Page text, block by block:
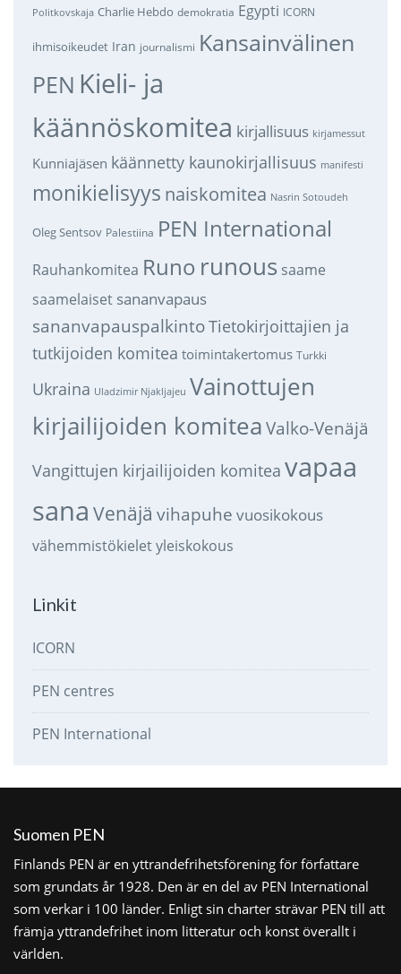
Politkovskaja Charlie Hebdo demokratia Egypti ICORN
ihmisoikeudet Iran journalismi Kansainvälinen
PEN Kieli- ja
käännöskomitea kirjallisuus kirjamessut
Kunniajäsen käännetty kaunokirjallisuus manifesti
monikielisyys naiskomitea Nasrin Sotoudeh
Oleg Sentsov Palestiina PEN International
Rauhankomitea Runo runous saame
saamelaiset sananvapaus
sananvapauspalkintoTietokirjoittajien ja
tutkijoiden komitea toimintakertomus Turkki
Ukraina Uladzimir Njakljajeu Vainottujen
kirjailijoiden komitea Valko-Venäjä
Vangittujen kirjailijoiden komitea vapaa
sana Venäjä vihapuhe vuosikokous
vähemmistökieletyleiskokous
Linkit
ICORN
PEN centres
PEN International
Suomen PEN
Finlands PEN är en yttrandefrihetsförening för författare
som grundats år 1928. Den är en del av PEN International
som verkar i 100 länder. Enligt sin charter strävar PEN till att
främja yttrandefrihet inom litteratur och konst överallt i
världen.